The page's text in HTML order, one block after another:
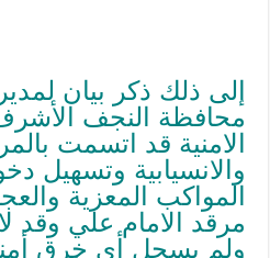
إلى ذلك ذكر بيان
محافظة النجف
الامنية قد اتسمت
والانسيابية وتسهيل
المواكب المعزية
مرقد الامام علي وقد
ولم يسجل أي خرق